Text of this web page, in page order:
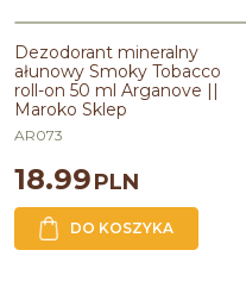
Dezodorant mineralny
ałunowy Smoky Tobacco
roll-on 50 ml Arganove ||
Maroko Sklep
AR073
18.99PLN
DO KOSZYKA